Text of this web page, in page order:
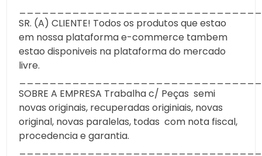
SR. (A) CLIENTE! Todos os produtos que estao
em nossa plataforma e-commerce tambem
estao disponiveis na plataforma do mercado
livre.
SOBRE A EMPRESA Trabalha c/ Peças semi
novas originais, recuperadas originiais, novas
original, novas paralelas, todas com nota fiscal,
procedencia e garantia.